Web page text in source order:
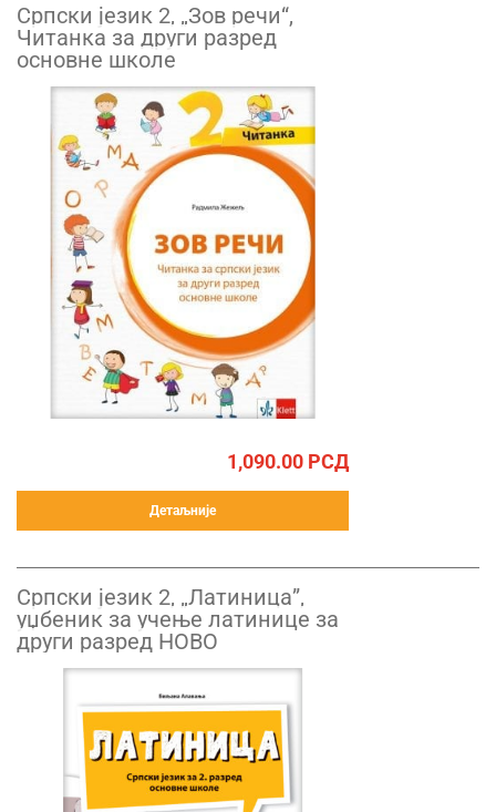
Српски језик 2, „Зов речи“,
Читанка за други разред
основне школе
1,090.00 РСД
Детаљније
Српски језик 2, „Латиница”,
уџбеник за учење латинице за
други разред НОВО